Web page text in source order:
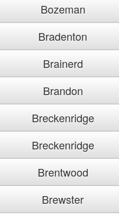
Bozeman
Bradenton
Brainerd
Brandon
Breckenridge
Breckenridge
Brentwood
Brewster